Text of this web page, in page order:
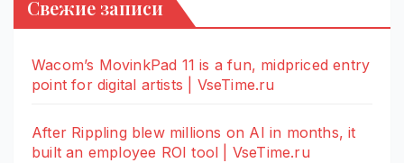
Свежие записи
Wacom’s MovinkPad 11 is a fun, midpriced entry
point for digital artists | VseTime.ru
After Rippling blew millions on AI in months, it
built an employee ROI tool | VseTime.ru